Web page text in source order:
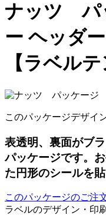
ナッツ パ
ー ヘッダー
【ラベル
このパッケージデザイ
表透明、裏面がブ
パッケージです。
た円形のシールを
このパッケージのご注
ラベルのデザイン・印